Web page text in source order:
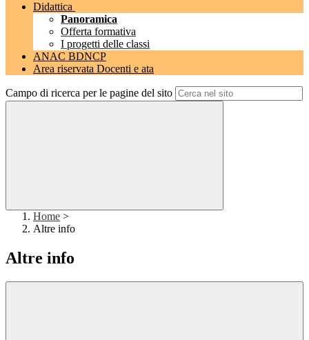
Didattica
Panoramica
Offerta formativa
I progetti delle classi
ANAC BDNCP
Area riservata Docenti e ata
Campo di ricerca per le pagine del sito
Home >
Altre info
Altre info